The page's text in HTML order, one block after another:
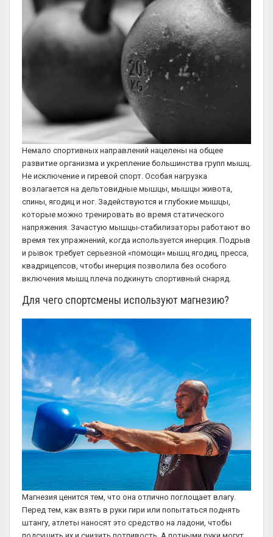
Немало спортивных направлений нацелены на общее
развитие организма и укрепление большинства групп мышц.
Не исключение и гиревой спорт. Особая нагрузка
возлагается на дельтовидные мышцы, мышцы живота,
спины, ягодиц и ног. Задействуются и глубокие мышцы,
которые можно тренировать во время статического
напряжения. Зачастую мышцы-стабилизаторы работают во
время тех упражнений, когда используется инерция. Подрыв
и рывок требует серьезной «помощи» мышц ягодиц, пресса,
квадрицепсов, чтобы инерция позволила без особого
включения мышц плеча подкинуть спортивный снаряд.
Для чего спортсмены используют магнезию?
Магнезия ценится тем, что она отлично поглощает влагу.
Перед тем, как взять в руки гири или попытаться поднять
штангу, атлеты наносят это средство на ладони, чтобы